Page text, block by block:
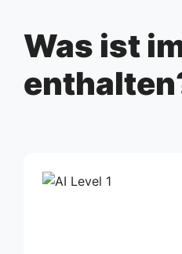
Was ist